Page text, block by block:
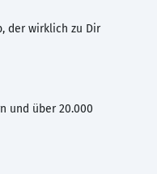
der wirklich zu Dir
und über 20.000